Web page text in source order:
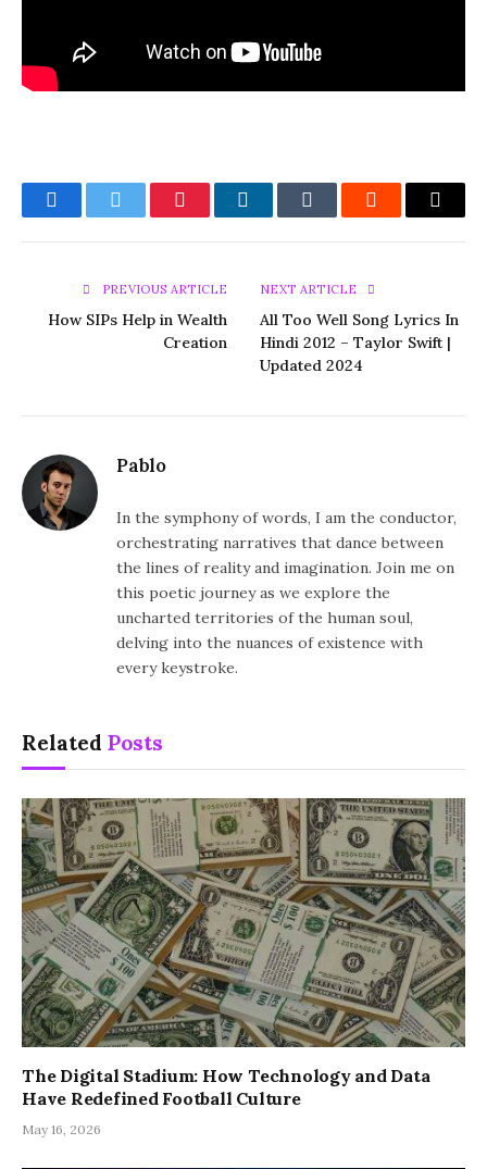
FacebookTwitter PinterestLinkedInTumblr Reddit Email
PREVIOUS ARTICLE
How SIPs Help in Wealth
Creation
NEXT ARTICLE
All Too Well Song Lyrics In
Hindi 2012 – Taylor Swift |
Updated 2024
Pablo
In the symphony of words, I am the conductor,
orchestrating narratives that dance between
the lines of reality and imagination. Join me on
this poetic journey as we explore the
uncharted territories of the human soul,
delving into the nuances of existence with
every keystroke.
Related Posts
The Digital Stadium: How Technology and Data
Have Redefined Football Culture
May 16, 2026